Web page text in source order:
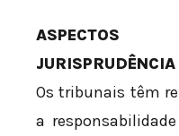
ASPECTOS
JURISPRUDÊNCIA
Os tribunais têm
a